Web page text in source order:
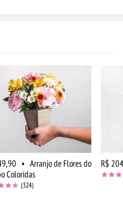
• Arranjo de Flores do
Coloridas
(324)
R$